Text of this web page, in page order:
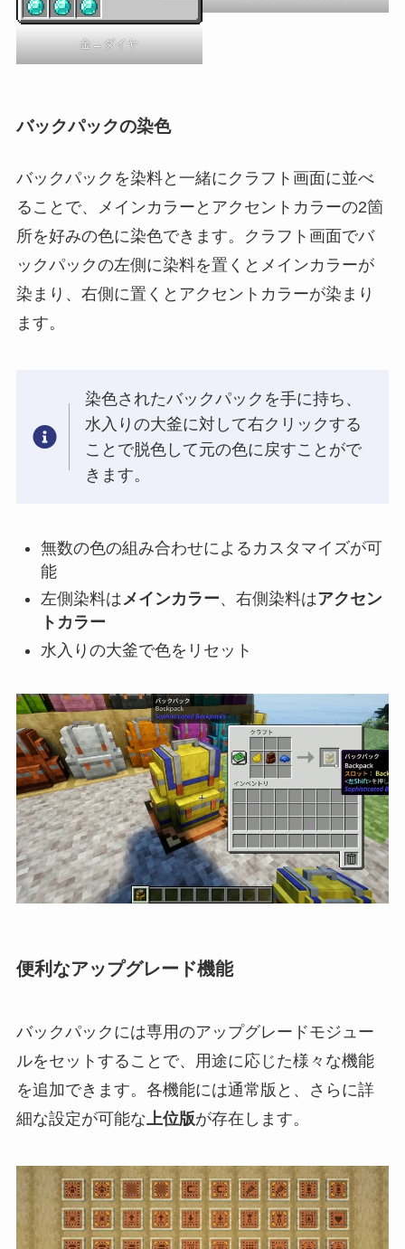
金→ダイヤ
バックパックの染色
バックパックを染料と一緒にクラフト画面に並べ
ることで、メインカラーとアクセントカラーの2箇
所を好みの色に染色できます。クラフト画面でバ
ックパックの左側に染料を置くとメインカラーが
染まり、右側に置くとアクセントカラーが染まり
ます。
染色されたバックパックを手に持ち、
水入りの大釜に対して右クリックする
ことで脱色して元の色に戻すことがで
きます。
無数の色の組み合わせによるカスタマイズが可
能
左側染料はメインカラー、右側染料はアクセン
トカラー
水入りの大釜で色をリセット
便利なアップグレード機能
バックパックには専用のアップグレードモジュー
ルをセットすることで、用途に応じた様々な機能
を追加できます。各機能には通常版と、さらに詳
細な設定が可能な 上位版が存在します。